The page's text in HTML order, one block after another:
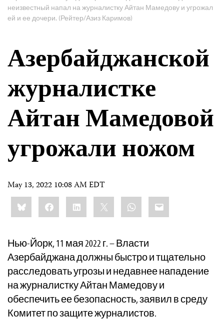
неизвестный напал на журналистку Айтан Мамедову и угрожал
ей и ее дочери. (Рейтер/Азиз Каримов)
Азербайджанской
журналистке
Айтан Мамедовой
угрожали ножом
May 13, 2022 10:08 AM EDT
Share
this:BlueskyFacebookLinkedIn WhatsApp
Email
Нью-Йорк, 11 мая 2022 г. – Власти
Азербайджана должны быстро и тщательно
расследовать угрозы и недавнее нападение
на журналистку Айтан Мамедову и
обеспечить ее безопасность, заявил в среду
Комитет по защите журналистов.